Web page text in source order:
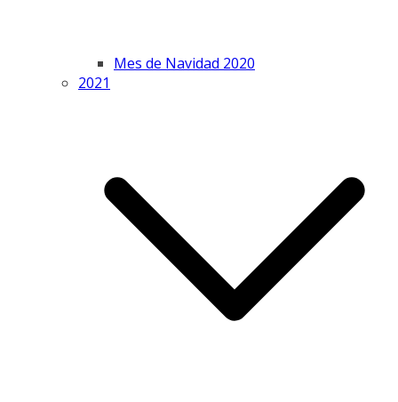
Mes de Navidad 2020
2021